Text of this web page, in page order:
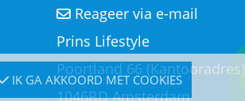
IK GA AKKOORD MET COOKIES
Reageer via e-mail
Prins Lifestyle
Poortland 66 (Kantooradres)
1046BD Amsterdam